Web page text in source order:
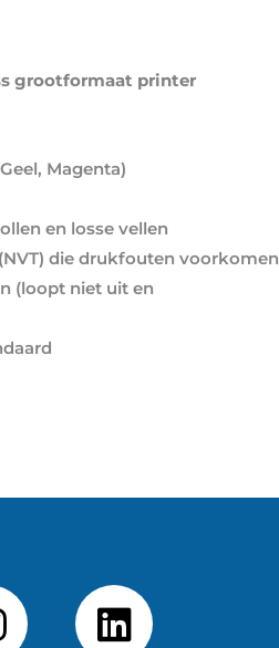
grootformaat printer
Magenta)
en losse vellen
die drukfouten voorkomen
(loopt niet uit en
L